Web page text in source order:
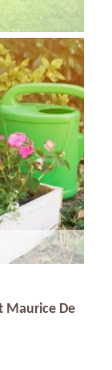
Maurice De